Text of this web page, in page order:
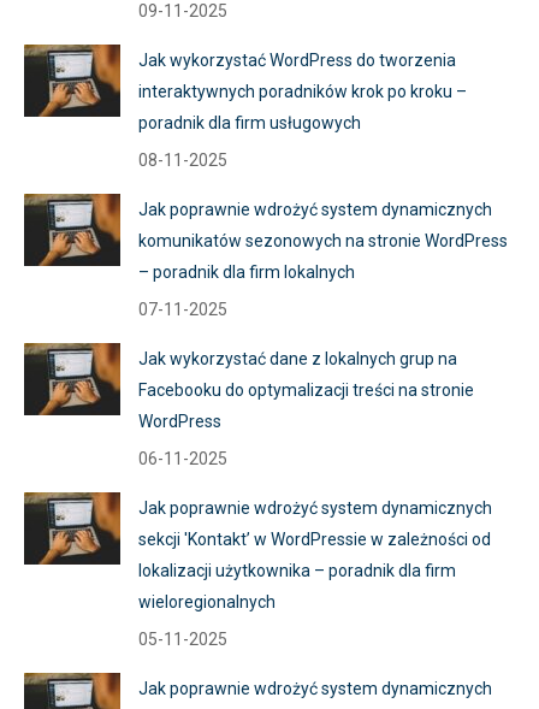
09-11-2025
Jak wykorzystać WordPress do tworzenia
interaktywnych poradników krok po kroku –
poradnik dla firm usługowych
08-11-2025
Jak poprawnie wdrożyć system dynamicznych
komunikatów sezonowych na stronie WordPress
– poradnik dla firm lokalnych
07-11-2025
Jak wykorzystać dane z lokalnych grup na
Facebooku do optymalizacji treści na stronie
WordPress
06-11-2025
Jak poprawnie wdrożyć system dynamicznych
sekcji 'Kontakt’ w WordPressie w zależności od
lokalizacji użytkownika – poradnik dla firm
wieloregionalnych
05-11-2025
Jak poprawnie wdrożyć system dynamicznych